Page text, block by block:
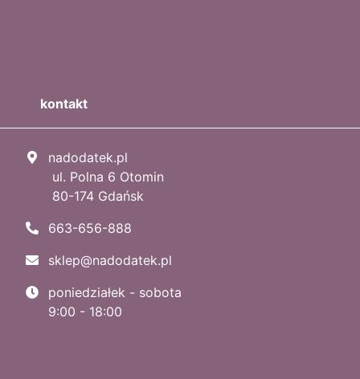
kontakt
nadodatek.pl
ul. Polna 6 Otomin
80-174 Gdańsk
663-656-888
sklep@nadodatek.pl
poniedziałek - sobota
9:00 - 18:00